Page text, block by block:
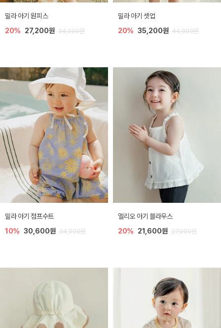
밀라 아기 원피스
20% 27,200원 34,000원
밀라 아기 셋업
20% 35,200원 44,000원
밀라 아기 점프수트
10% 30,600원 34,000원
엘리오 아기 블라우스
20% 21,600원 27,000원